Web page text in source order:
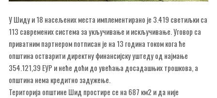
У Шиду и 18 насељених места имплементирано је 3.419 светиљки са
113 савремених система за укључивање и искључивање. Уговор са
приватним партнером потписан је на 13 година током кога ће
општина остварити директну финансијску уштеду од најмање
354.121,39 ЕУР и неће доћи до увећања досадашњих трошкова, а
општина нема кредитно задужење.
Територија општине Шид простире се на 687 км2 и да није